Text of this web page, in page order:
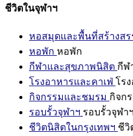
ชีวิตในจุฬาฯ
หอสมุดและพื้นที่สร้างสร
หอพัก หอพัก
กีฬาและสุขภาพนิสิต กีฬ
โรงอาหารและคาเฟ่ โร
กิจกรรมและชมรม กิจก
รอบรั้วจุฬาฯ รอบรั้วจุฬาฯ
ชีวิตนิสิตในกรุงเทพฯ ชีวิ